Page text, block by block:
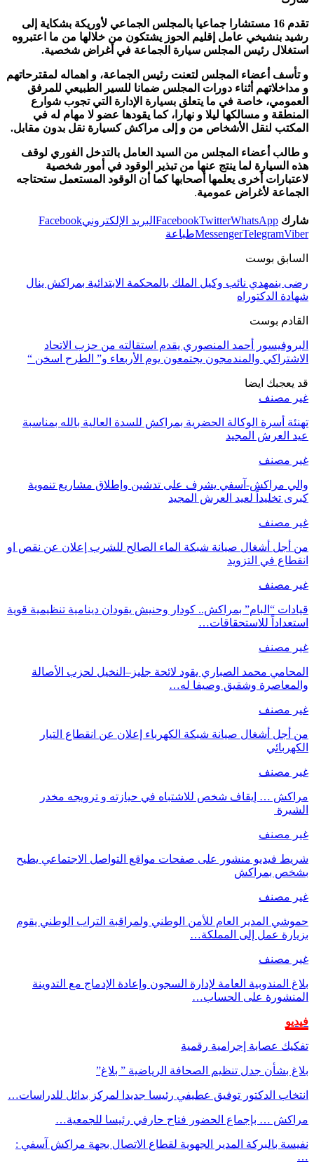
تقدم 16 مستشارا جماعيا بالمجلس الجماعي لأوريكة بشكاية إلى
رشيد بنشيخي عامل إقليم الحوز يشتكون من خلالها من ما اعتبروه
استغلال رئيس المجلس سيارة الجماعة في أغراض شخصية.
و تأسف أعضاء المجلس لتعنت رئيس الجماعة، و اهماله لمقترحاتهم
و مداخلاتهم أثناء دورات المجلس ضمانا للسير الطبيعي للمرفق
العمومي، خاصة في ما يتعلق بسيارة الإدارة التي تجوب شوارع
المنطقة و مسالكها ليلا و نهارا، كما يقودها عضو لا مهام له في
المكتب لنقل الأشخاص من و إلى مراكش كسيارة نقل بدون مقابل.
و طالب أعضاء المجلس من السيد العامل بالتدخل الفوري لوقف
هذه السيارة لما ينتج عنها من تبذير الوقود في أمور شخصية
لاعتبارات أخرى يعلمها أصحابها كما أن الوقود المستعمل ستحتاجه
الجماعة لأغراض عمومية.
شارك FacebookTwitterWhatsApp البريد الإلكترونيFacebook
MessengerTelegramViber طباعة
السابق بوست
رضى بنمهدي نائب وكيل الملك بالمحكمة الابتدائية بمراكش ينال
شهادة الدكتوراه
القادم بوست
البروفيسور أحمد المنصوري يقدم استقالته من حزب الاتحاد
الاشتراكي والمندمجون يجتمعون يوم الأربعاء و” الطرح اسخن “
قد يعجبك ايضا
غير مصنف
تهنئة أسرة الوكالة الحضرية بمراكش للسدة العالية بالله بمناسبة
عيد العرش المجيد
غير مصنف
والي مراكش-آسفي يشرف على تدشين وإطلاق مشاريع تنموية
كبرى تخليداً لعيد العرش المجيد
غير مصنف
من أجل أشغال صيانة شبكة الماء الصالح للشرب إعلان عن نقص او
انقطاع في التزويد
غير مصنف
قيادات “البام” بمراكش.. كودار وحنيش يقودان دينامية تنظيمية قوية
استعداداً للاستحقاقات…
غير مصنف
المحامي محمد الصباري يقود لائحة جليز–النخيل لحزب الأصالة
والمعاصرة وشقيق وصيفا له…
غير مصنف
من أجل أشغال صيانة شبكة الكهرباء إعلان عن انقطاع التيار
الكهربائي
غير مصنف
مراكش … إيقاف شخص للاشتباه في حيازته و ترويجه مخدر
الشيرة
غير مصنف
شريط فيديو منشور على صفحات مواقع التواصل الاجتماعي يطيح
بشخص بمراكش
غير مصنف
حموشي المدير العام للأمن الوطني ولمراقبة التراب الوطني يقوم
بزيارة عمل إلى المملكة…
غير مصنف
بلاغ المندوبية العامة لإدارة السجون وإعادة الإدماج مع التدوينة
المنشورة على الحساب…
فيديو
تفكيك عصابة إجرامية رقمية
بلاغ بشأن جدل تنظيم الصحافة الرياضية ” بلاغ”
انتخاب الدكتور توفيق عطيفي رئيسا جديدا لمركز بدائل للدراسات…
مراكش … بإجماع الحضور فتاح حارفي رئيسا للجمعية…
نفيسة بالبركة المدير الجهوية لقطاع الاتصال بجهة مراكش آسفي :
…